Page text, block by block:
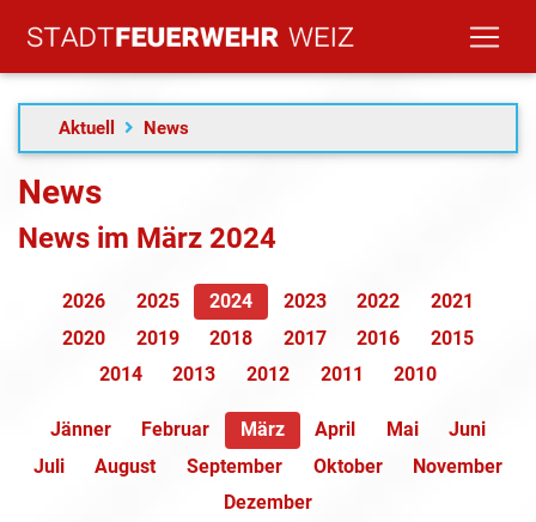
Aktuell News
News
News im März 2024
2026 2025 2024 2023 2022
2021
2020
2019 2018 2017 2016
2015
2014
2013 2012 2011 2010
Jänner Februar März April Mai
Juni
Juli
August September Oktober
November
Dezember